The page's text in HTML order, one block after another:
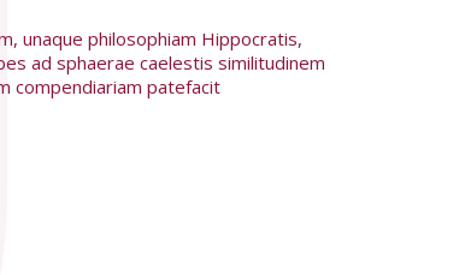
unaque philosophiam Hippocratis,
ad sphaerae caelestis similitudinem
compendiariam patefacit